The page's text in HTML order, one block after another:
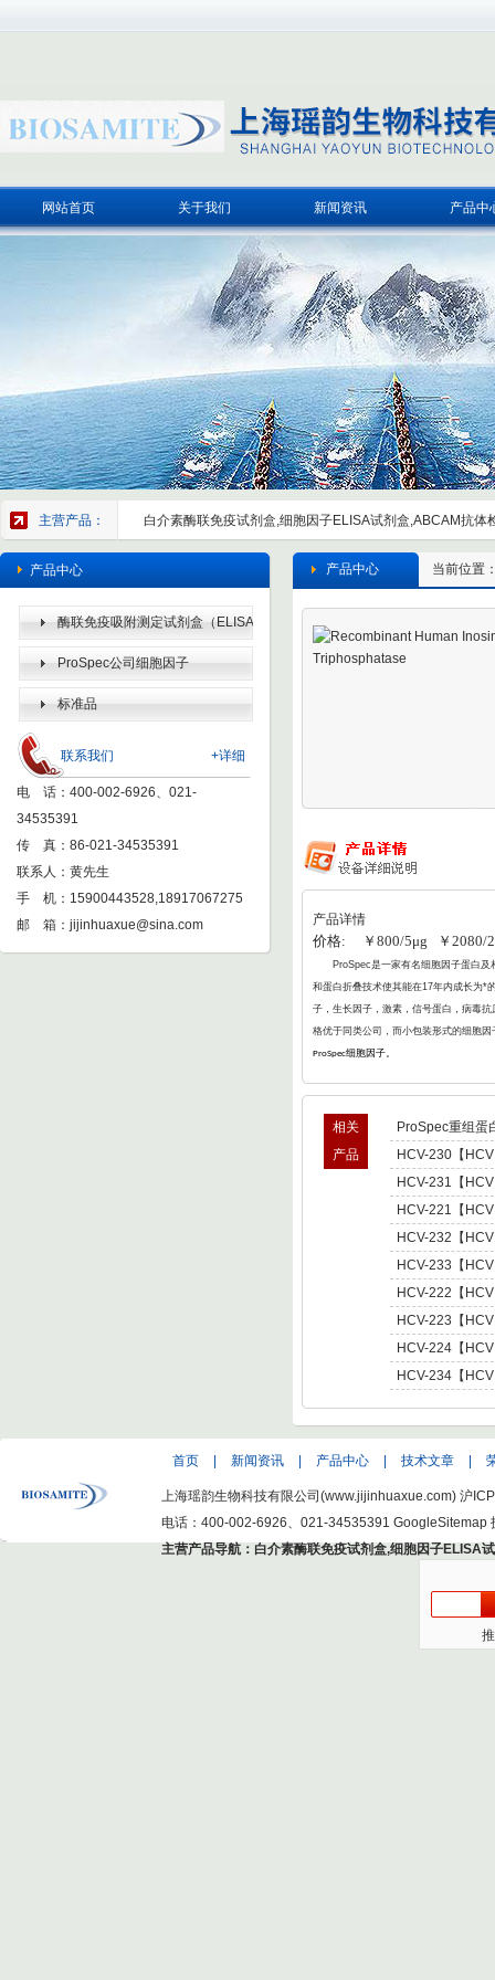
网站首页 关于我们 新闻资讯 产品中
主营产品： 白介素酶联免疫试剂盒,细胞因子ELISA试剂盒,ABCAM抗体
产品中心
酶联免疫吸附测定试剂盒（ELISA
KIT） ProSpec公司细胞因子
标准品
+详细
联系我们
电 话：400-002-6926、021-
34535391
传 真：86-021-34535391
联系人：黄先生
手 机：15900443528,18917067275
邮 箱： jijinhuaxue@sina.com
当前位置
产品中心
产品详情
价格: ￥800/5μg ￥2080/
ProSpec是一家有名细胞因子蛋白及
和蛋白折叠技术使其能在17年内成长为*
子，生长因子，激素，信号蛋白，病毒
格优于同类公司，而小包装形式的细胞
ProSpec细胞因子。
相关
产品
ProSpec重组蛋
HCV-230【
型肝炎病毒
Hepatitis C
HCV-231【
型肝炎病毒
Hepatitis C
HCV-221【
肝炎病毒NS5,
C Virus NS5
HCV-232【
型肝炎病毒
Hepatitis C
HCV-233【
型肝炎病毒
Hepatitis C
HCV-222【
肝炎病毒NS5,
C Virus NS5
HCV-223【
肝炎病毒NS5,
C Virus NS5
HCV-224【
肝炎病毒NS5,
HCV-234【
Hepatitis C Virus
首页 新闻资讯 产品中心 技术文章
上海瑶韵生物科技有限公司(www.jijinhuaxue.com) 沪
电话：400-002-6926、021-34535391 GoogleSitemap
主营产品导航： 白介素酶联免疫试剂盒,细胞因子ELISA